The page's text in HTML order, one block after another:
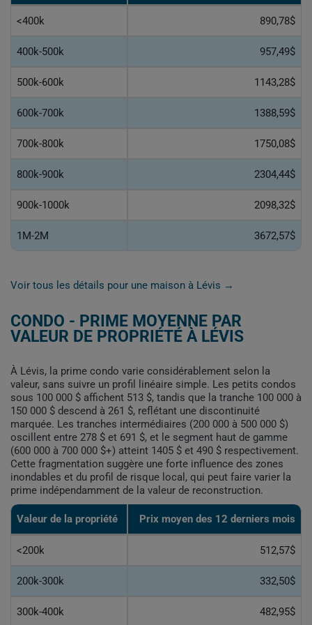
<400k 890,78$
400k-500k 957,49$
500k-600k 1143,28$
600k-700k 1388,59$
700k-800k 1750,08$
800k-900k 2304,44$
900k-1000k 2098,32$
1M-2M 3672,57$
Voir tous les détails pour une maison à Lévis →
CONDO - PRIME MOYENNE PAR
VALEUR DE PROPRIÉTÉ À LÉVIS
À Lévis, la prime condo varie considérablement selon la
valeur, sans suivre un profil linéaire simple. Les petits condos
sous 100 000 $ affichent 513 $, tandis que la tranche 100 000 à
150 000 $ descend à 261 $, reflétant une discontinuité
marquée. Les tranches intermédiaires (200 000 à 500 000 $)
oscillent entre 278 $ et 691 $, et le segment haut de gamme
(600 000 à 700 000 $+) atteint 1405 $ et 490 $ respectivement.
Cette fragmentation suggère une forte influence des zones
inondables et du profil de risque local, qui peut faire varier la
prime indépendamment de la valeur de reconstruction.
Valeur de la propriété Prix moyen des 12 derniers mois
<200k 512,57$
200k-300k 332,50$
300k-400k 482,95$